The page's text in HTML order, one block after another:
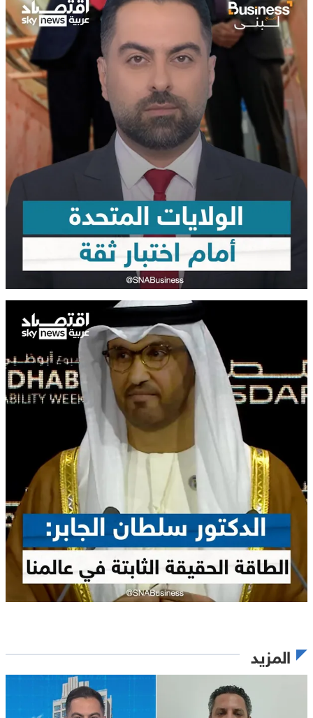
المزيد